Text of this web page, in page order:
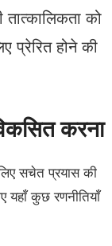
तात्कालिकता को
प्रेरित होने की
करना
सचेत प्रयास की
यहाँ कुछ रणनीतियाँ